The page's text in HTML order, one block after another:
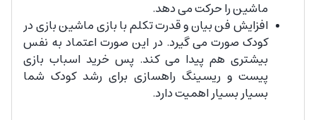
ماشین را حرکت می دهد.
افزایش فن بیان و قدرت تکلم با بازی ماشین بازی در
کودک صورت می گیرد. در این صورت اعتماد به نفس
بیشتری هم پیدا می کند. پس خرید اسباب بازی
پیست و ریسینگ راهسازی برای رشد کودک شما
بسیار بسیار اهمیت دارد.